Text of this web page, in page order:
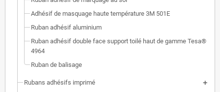
Adhésif de masquage haute température 3M 501E
Ruban adhésif aluminium
Ruban adhésif double face support toilé haut de gamme Tesa®
4964
Ruban de balisage
Rubans adhésifs imprimé